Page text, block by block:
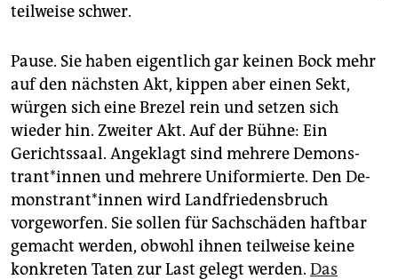
teilweise schwer.
Pause. Sie haben eigentlich gar keinen Bock mehr
auf den nächsten Akt, kippen aber einen Sekt,
würgen sich eine Brezel rein und setzen sich
wieder hin. Zweiter Akt. Auf der Bühne: Ein
Gerichtssaal. Angeklagt sind mehrere De­mons­
tran­t*in­nen und mehrere Uniformierte. Den De­
mons­tran­t*in­nen wird Landfriedensbruch
vorgeworfen. Sie sollen für Sachschäden haftbar
gemacht werden, obwohl ihnen teilweise keine
konkreten Taten zur Last gelegt werden. Das